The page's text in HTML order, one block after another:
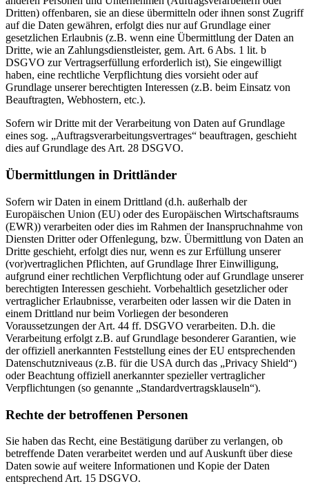
Dritten) offenbaren, sie an diese übermitteln oder ihnen sonst Zugriff
auf die Daten gewähren, erfolgt dies nur auf Grundlage einer
gesetzlichen Erlaubnis (z.B. wenn eine Übermittlung der Daten an
Dritte, wie an Zahlungsdienstleister, gem. Art. 6 Abs. 1 lit. b
DSGVO zur Vertragserfüllung erforderlich ist), Sie eingewilligt
haben, eine rechtliche Verpflichtung dies vorsieht oder auf
Grundlage unserer berechtigten Interessen (z.B. beim Einsatz von
Beauftragten, Webhostern, etc.).
Sofern wir Dritte mit der Verarbeitung von Daten auf Grundlage
eines sog. „Auftragsverarbeitungsvertrages“ beauftragen, geschieht
dies auf Grundlage des Art. 28 DSGVO.
Übermittlungen in Drittländer
Sofern wir Daten in einem Drittland (d.h. außerhalb der
Europäischen Union (EU) oder des Europäischen Wirtschaftsraums
(EWR)) verarbeiten oder dies im Rahmen der Inanspruchnahme von
Diensten Dritter oder Offenlegung, bzw. Übermittlung von Daten an
Dritte geschieht, erfolgt dies nur, wenn es zur Erfüllung unserer
(vor)vertraglichen Pflichten, auf Grundlage Ihrer Einwilligung,
aufgrund einer rechtlichen Verpflichtung oder auf Grundlage unserer
berechtigten Interessen geschieht. Vorbehaltlich gesetzlicher oder
vertraglicher Erlaubnisse, verarbeiten oder lassen wir die Daten in
einem Drittland nur beim Vorliegen der besonderen
Voraussetzungen der Art. 44 ff. DSGVO verarbeiten. D.h. die
Verarbeitung erfolgt z.B. auf Grundlage besonderer Garantien, wie
der offiziell anerkannten Feststellung eines der EU entsprechenden
Datenschutzniveaus (z.B. für die USA durch das „Privacy Shield“)
oder Beachtung offiziell anerkannter spezieller vertraglicher
Verpflichtungen (so genannte „Standardvertragsklauseln“).
Rechte der betroffenen Personen
Sie haben das Recht, eine Bestätigung darüber zu verlangen, ob
betreffende Daten verarbeitet werden und auf Auskunft über diese
Daten sowie auf weitere Informationen und Kopie der Daten
entsprechend Art. 15 DSGVO.